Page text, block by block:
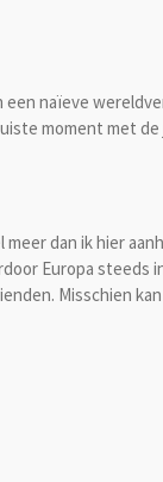
naïeve
moment met
dan ik hier
Europa
Misschien